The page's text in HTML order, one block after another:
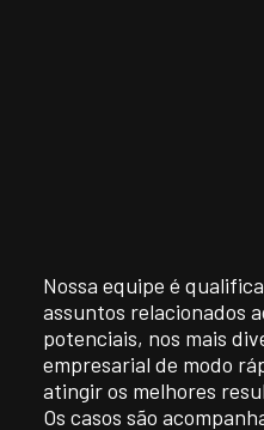
UNIDADES
OPORTUNIDADES/CARREIRA
Nossa equipe é
assuntos relacionados
potenciais, nos mais
empresarial de modo
atingir os melhores
Os casos são